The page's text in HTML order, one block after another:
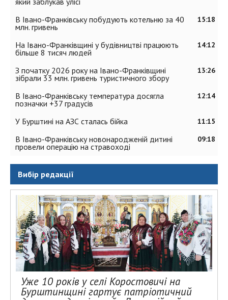
15:18
В Івано-Франківську побудують котельню за 40
млн. гривень
14:12
На Івано-Франківщині у будівництві працюють
більше 8 тисяч людей
13:26
З початку 2026 року на Івано-Франківщині
зібрали 33 млн. гривень туристичного збору
12:14
В Івано-Франківську температура досягла
позначки +37 градусів
11:15
У Бурштині на АЗС сталась бійка
09:18
В Івано-Франківську новонародженій дитині
провели операцію на стравоході
Вибір редакції
Уже 10 років у селі Коростовичі на
Бурштинщині гартує патріотичний